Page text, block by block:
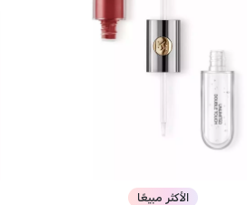
الأكثر مبيعًا